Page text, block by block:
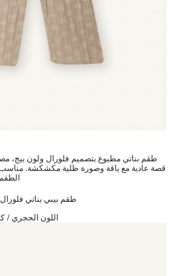
طقم بناتي مطبوع بتصميم فلورال ولون بيج،
قصة عادية مع ياقة وصورة ظلية مكشكشة.
طقم بيبي بناتي
اللون الحجري /